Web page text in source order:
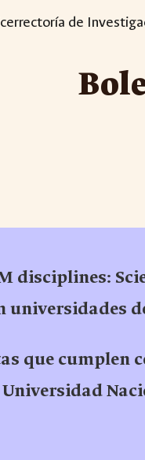
Skip to main content
de
disciplines:
universidades
que cumplen